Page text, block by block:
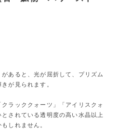
あると、光が屈折して、プリズム
が見られます。
ラッククォーツ」「アイリスクォ
されている透明度の高い水晶以上
しれません。